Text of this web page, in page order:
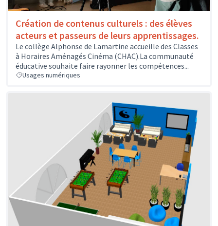
Création de contenus culturels : des élèves
acteurs et passeurs de leurs apprentissages.
Le collège Alphonse de Lamartine accueille des Classes
à Horaires Aménagés Cinéma (CHAC).La communauté
éducative souhaite faire rayonner les compétences...
Usages numériques